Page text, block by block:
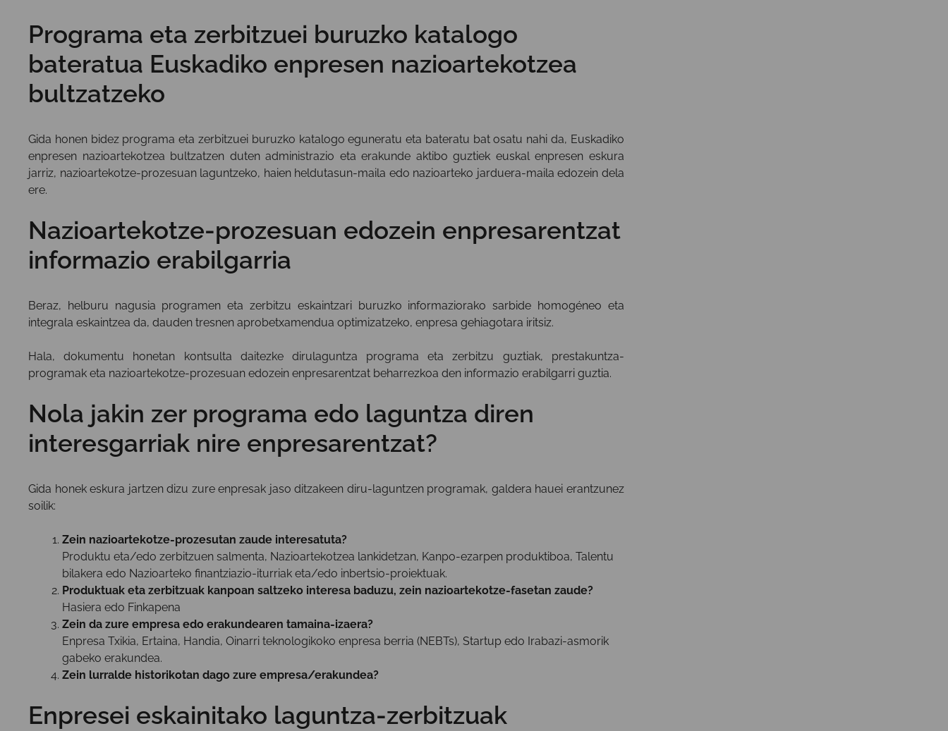
Programa eta zerbitzuei buruzko katalogo
bateratua Euskadiko enpresen nazioartekotzea
bultzatzeko
Gida honen bidez programa eta zerbitzuei buruzko katalogo eguneratu eta bateratu bat osatu nahi da, Euskadiko
enpresen nazioartekotzea bultzatzen duten administrazio eta erakunde aktibo guztiek euskal enpresen eskura
jarriz, nazioartekotze-prozesuan laguntzeko, haien heldutasun-maila edo nazioarteko jarduera-maila edozein dela
ere.
Nazioartekotze-prozesuan edozein enpresarentzat
informazio erabilgarria
Beraz, helburu nagusia programen eta zerbitzu eskaintzari buruzko informaziorako sarbide homogéneo eta
integrala eskaintzea da, dauden tresnen aprobetxamendua optimizatzeko, enpresa gehiagotara iritsiz.
Hala, dokumentu honetan kontsulta daitezke dirulaguntza programa eta zerbitzu guztiak, prestakuntza-
programak eta nazioartekotze-prozesuan edozein enpresarentzat beharrezkoa den informazio erabilgarri guztia.
Nola jakin zer programa edo laguntza diren
interesgarriak nire enpresarentzat?
Gida honek eskura jartzen dizu zure enpresak jaso ditzakeen diru-laguntzen programak, galdera hauei erantzunez
soilik:
Zein nazioartekotze-prozesutan zaude interesatuta?
Produktu eta/edo zerbitzuen salmenta, Nazioartekotzea lankidetzan, Kanpo-ezarpen produktiboa, Talentu
bilakera edo Nazioarteko finantziazio-iturriak eta/edo inbertsio-proiektuak.
Produktuak eta zerbitzuak kanpoan saltzeko interesa baduzu, zein nazioartekotze-fasetan zaude?
Hasiera edo Finkapena
Zein da zure empresa edo erakundearen tamaina-izaera?
Enpresa Txikia, Ertaina, Handia, Oinarri teknologikoko enpresa berria (NEBTs), Startup edo Irabazi-asmorik
gabeko erakundea.
Zein lurralde historikotan dago zure empresa/erakundea?
Enpresei eskainitako laguntza-zerbitzuak